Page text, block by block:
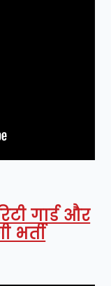
गार्ड और
भर्ती